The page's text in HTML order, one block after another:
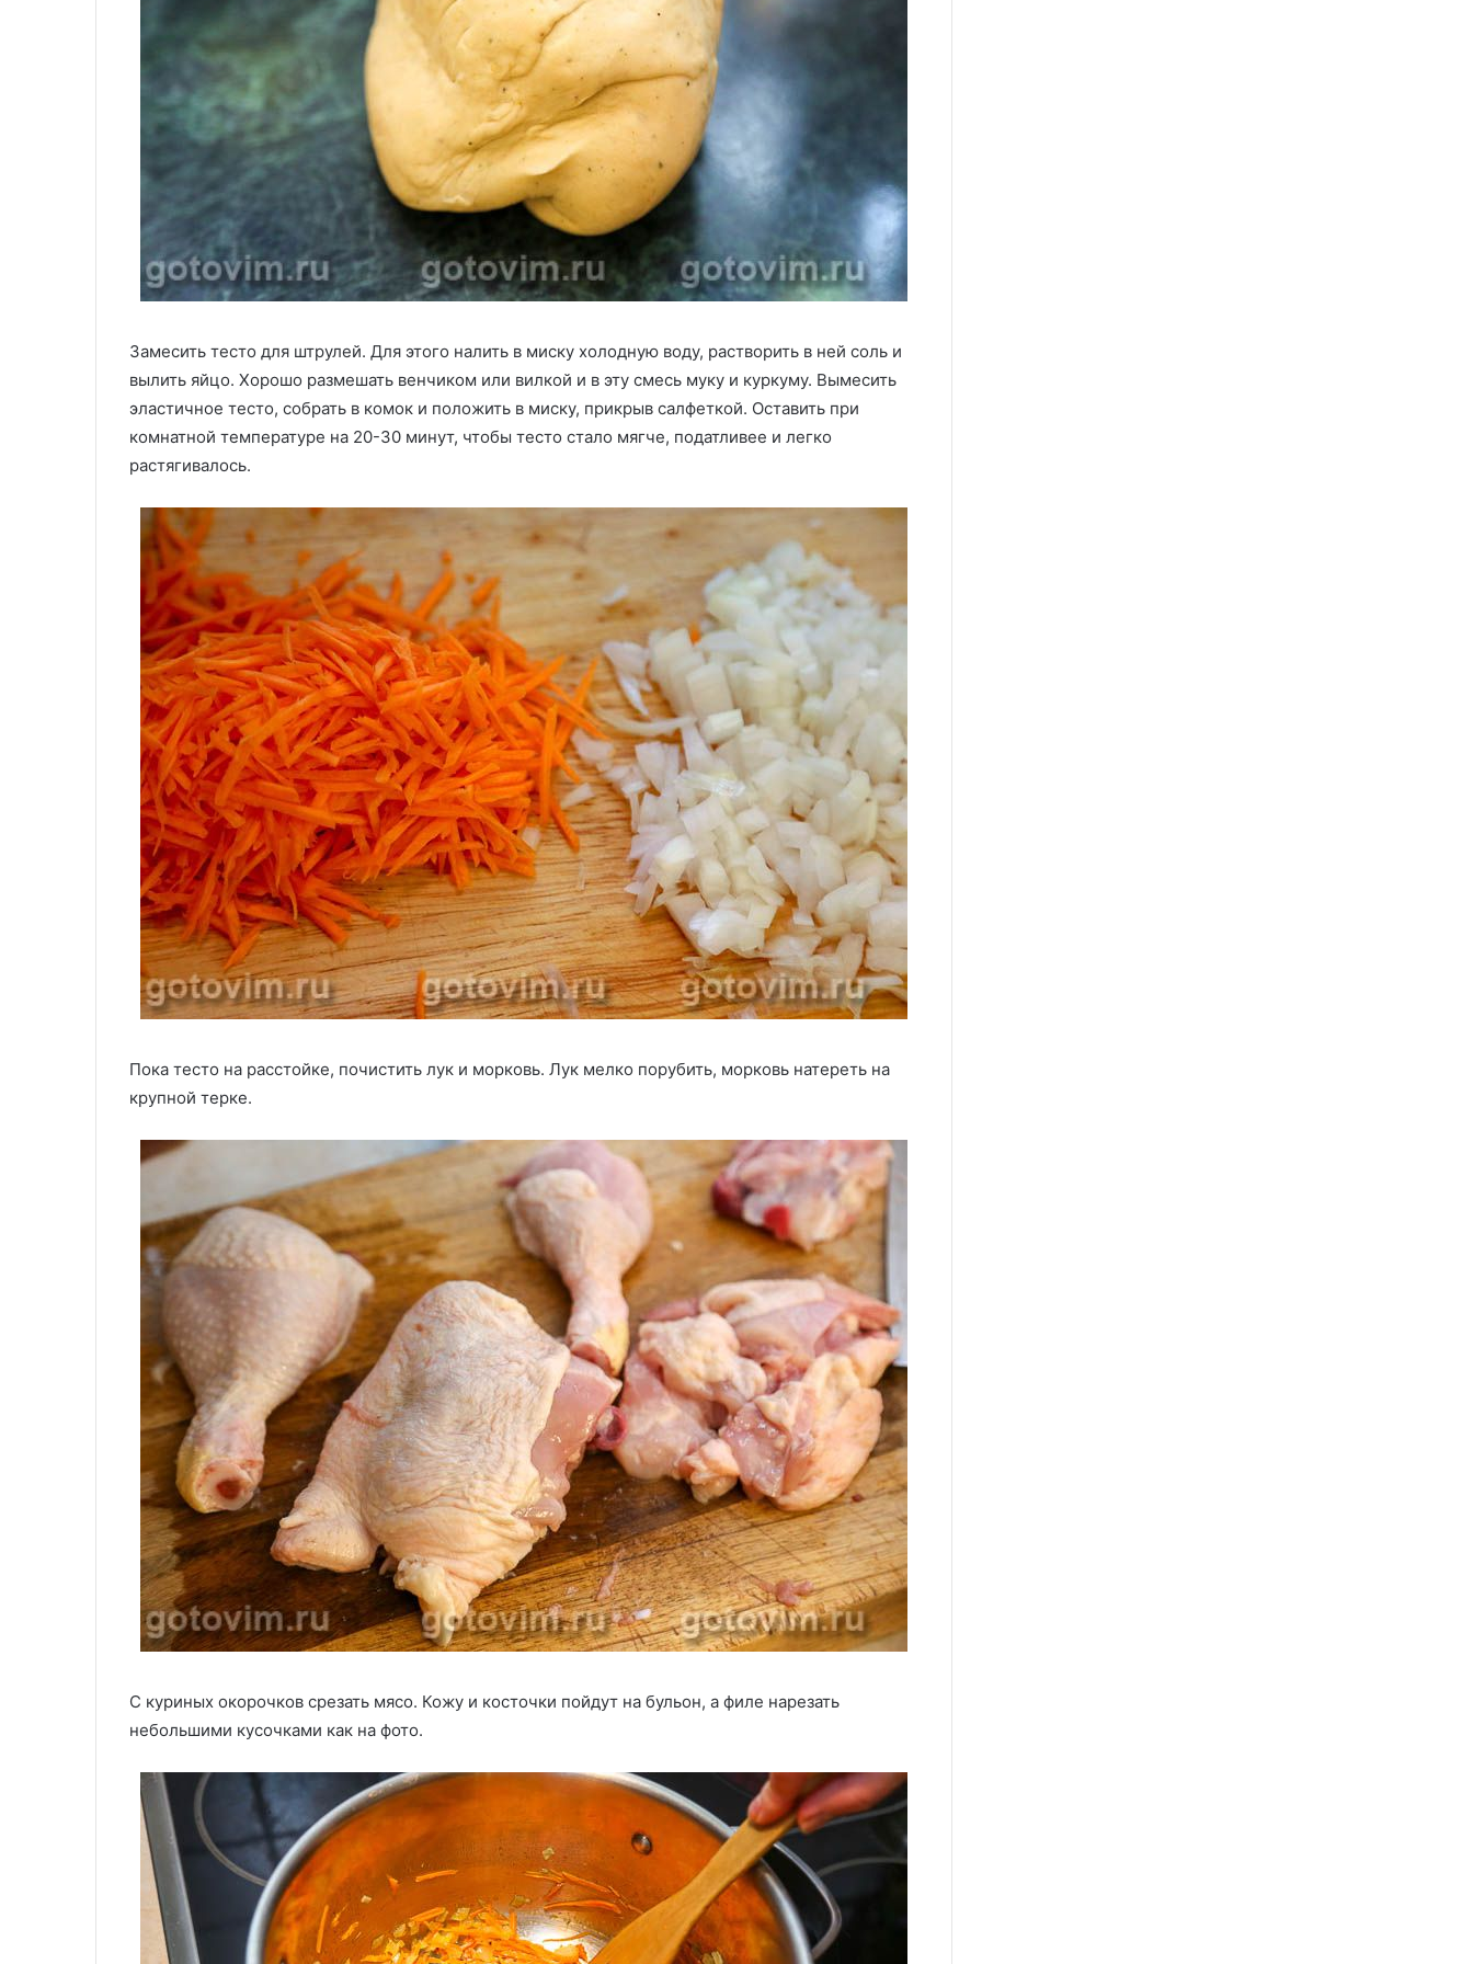
Замесить тесто для штрулей. Для этого налить в миску холодную воду, растворить в ней соль и
вылить яйцо. Хорошо размешать венчиком или вилкой и в эту смесь муку и куркуму. Вымесить
эластичное тесто, собрать в комок и положить в миску, прикрыв салфеткой. Оставить при
комнатной температуре на 20-30 минут, чтобы тесто стало мягче, податливее и легко
растягивалось.
Пока тесто на расстойке, почистить лук и морковь. Лук мелко порубить, морковь натереть на
крупной терке.
С куриных окорочков срезать мясо. Кожу и косточки пойдут на бульон, а филе нарезать
небольшими кусочками как на фото.